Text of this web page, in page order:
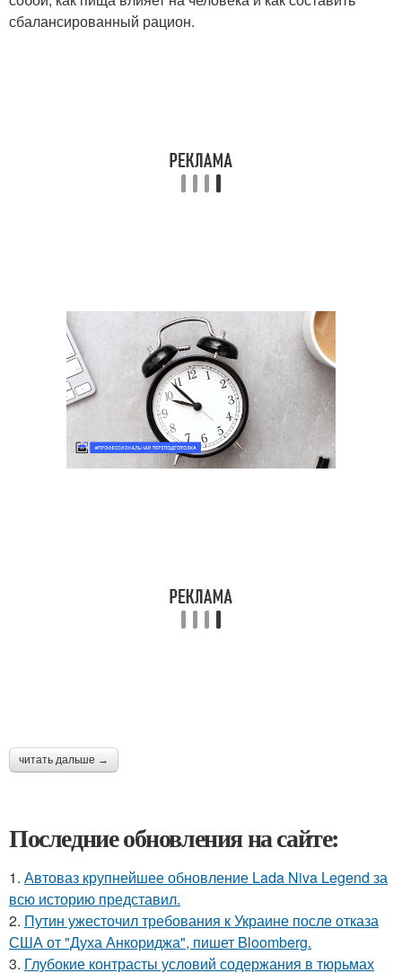
сбалансированный рацион.
читать дальше →
Последние обновления на сайте:
1. Автоваз крупнейшее обновление Lada Niva Legend за
всю историю представил.
2. Путин ужесточил требования к Украине после отказа
США от "Духа Анкориджа", пишет Bloomberg.
3. Глубокие контрасты условий содержания в тюрьмах